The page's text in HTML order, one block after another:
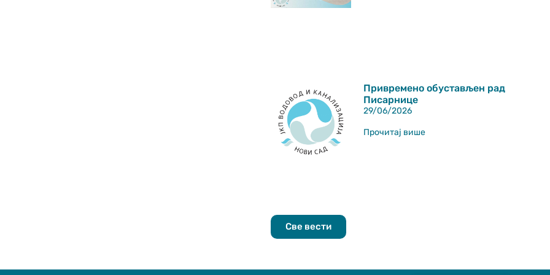
Привремено обустављен рад
Писарнице
29/06/2026
Прочитај више
Све вести